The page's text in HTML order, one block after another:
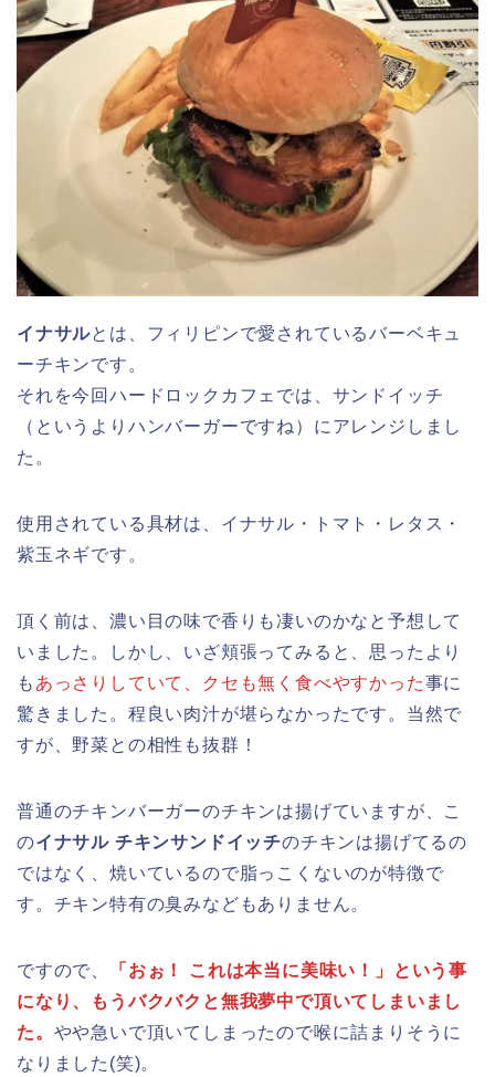
イナサルとは、フィリピンで愛されているバーベキュ
ーチキンです。
それを今回ハードロックカフェでは、サンドイッチ
（というよりハンバーガーですね）にアレンジしまし
た。
使用されている具材は、イナサル・トマト・レタス・
紫玉ネギです。
頂く前は、濃い目の味で香りも凄いのかなと予想して
いました。しかし、いざ頬張ってみると、思ったより
も あっさりしていて、クセも無く食べやすかった事に
驚きました。程良い肉汁が堪らなかったです。当然で
すが、野菜との相性も抜群！
普通のチキンバーガーのチキンは揚げていますが、こ
のイナサル チキンサンドイッチのチキンは揚げてるの
ではなく、焼いているので脂っこくないのが特徴で
す。チキン特有の臭みなどもありません。
ですので、
「おぉ！ これは本当に美味い！」という事
になり、もうバクバクと無我夢中で頂いてしまいまし
た。 やや急いで頂いてしまったので喉に詰まりそうに
なりました(笑)。